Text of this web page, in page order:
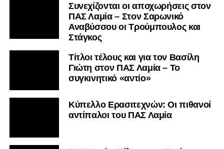
Συνεχίζονται οι αποχωρήσεις στον
ΠΑΣ Λαμία – Στον Σαρωνικό
Αναβύσσου οι Τρούμπουλος και
Στάγκος
Τίτλοι τέλους και για τον Βασίλη
Γιώτη στον ΠΑΣ Λαμία – Το
συγκινητικό «αντίο»
Κύπελλο Ερασιτεχνών: Οι πιθανοί
αντίπαλοι του ΠΑΣ Λαμία